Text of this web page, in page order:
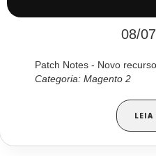
08/
Patch Notes - Novo
Categoria: Magento 2
LEIA